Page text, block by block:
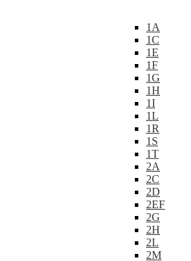
1A
1C
1E
1F
1G
1H
1I
1L
1R
1S
1T
2A
2C
2D
2EF
2G
2H
2L
2M